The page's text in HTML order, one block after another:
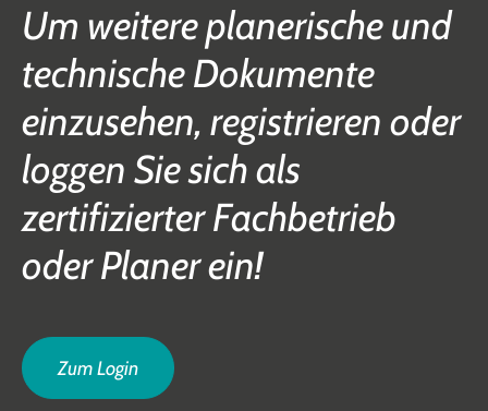
Um weitere planerische und
technische Dokumente
einzusehen, registrieren oder
loggen Sie sich als
zertifizierter Fachbetrieb
oder Planer ein!
Zum Login